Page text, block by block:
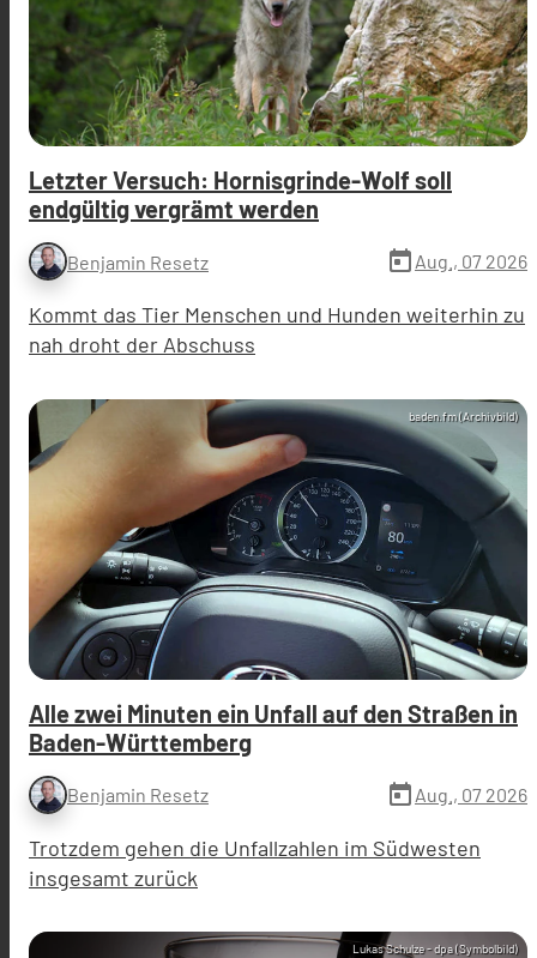
Letzter Versuch: Hornisgrinde-Wolf soll
endgültig vergrämt werden
Benjamin Resetz today Aug., 07 2026
Kommt das Tier Menschen und Hunden weiterhin zu
nah droht der Abschuss
baden.fm (Archivbild)
Alle zwei Minuten ein Unfall auf den Straßen in
Baden-Württemberg
Benjamin Resetz today Aug., 07 2026
Trotzdem gehen die Unfallzahlen im Südwesten
insgesamt zurück
Lukas Schulze - dpa (Symbolbild)